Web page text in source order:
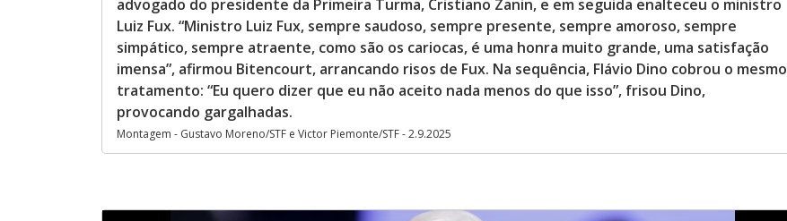
advogado do presidente da Primeira Turma, Cristiano Zanin, e em seguida enalteceu o ministro
Luiz Fux. “Ministro Luiz Fux, sempre saudoso, sempre presente, sempre amoroso, sempre
simpático, sempre atraente, como são os cariocas, é uma honra muito grande, uma satisfação
imensa”, afirmou Bitencourt, arrancando risos de Fux. Na sequência, Flávio Dino cobrou o mesmo
tratamento: “Eu quero dizer que eu não aceito nada menos do que isso”, frisou Dino,
provocando gargalhadas.
Montagem - Gustavo Moreno/STF e Victor Piemonte/STF - 2.9.2025